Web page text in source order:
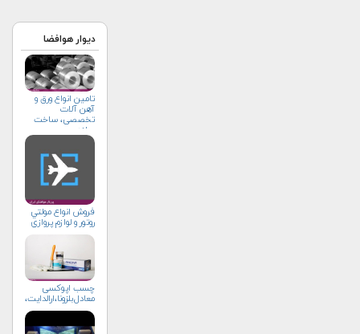
دیوار هوافضا
تامین انواع ورق و
آهن آلات
تخصصی، ساخت
سازه
فروش انواع مولتي
روتور و لوازم پروازي
چسب اپوکسی